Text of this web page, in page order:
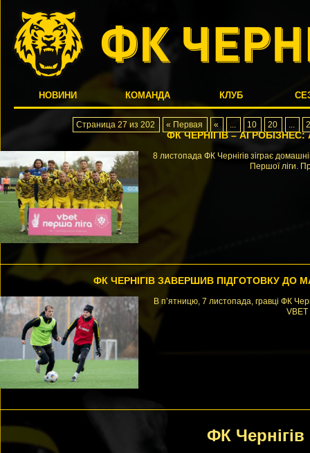
НОВИНИ КОМАНДА КЛУБ
Страница 27 из 202 « Первая « ... 10 20 ...
ФК ЧЕРНІГІВ –
8 листопада ФК Чернігів зіграє
Першої ліги.
ФК ЧЕРНІГІВ ЗАВЕРШИВ ПІДГОТОВКУ ДО
В п’ятницю, 7 листопада, гравці ФК
VBET
ФК Чернігів